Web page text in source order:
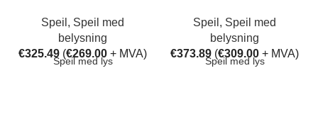
Speil , Speil med
belysning
€325.49 (€269.00 + MVA)
Speil med lys
Speil , Speil med
belysning
€373.89 (€309.00 + MVA)
Speil med lys